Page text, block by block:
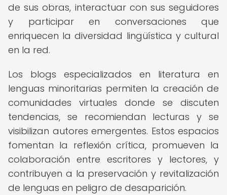
de sus obras, interactuar con sus seguidores
y participar en conversaciones que
enriquecen la diversidad lingüística y cultural
en la red.
Los blogs especializados en literatura en
lenguas minoritarias permiten la creación de
comunidades virtuales donde se discuten
tendencias, se recomiendan lecturas y se
visibilizan autores emergentes. Estos espacios
fomentan la reflexión crítica, promueven la
colaboración entre escritores y lectores, y
contribuyen a la preservación y revitalización
de lenguas en peligro de desaparición.